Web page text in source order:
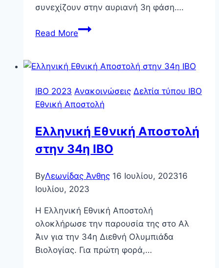
συνεχίζουν στην αυριανή 3η φάση….
Read MoreΕπιτυχόντες
ΠΔΒ
IBO 2023 Ανακοινώσεις Δελτία τύπου ΙΒΟ
Εθνική Αποστολή
Ελληνική Εθνική Αποστολή
στην 34η ΙΒΟ
ByΛεωνίδας Άνθης 16 Ιουλίου, 202316
Ιουλίου, 2023
Η Ελληνική Εθνική Αποστολή
ολοκλήρωσε την παρουσία της στο Αλ
Άιν για την 34η Διεθνή Ολυμπιάδα
Βιολογίας. Για πρώτη φορά,…